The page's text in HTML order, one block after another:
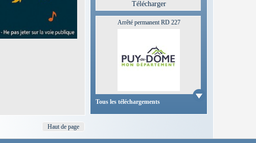
Haut de page
Télécharger
Arrêté permanent RD 227
Télécharger
Tous les téléchargements